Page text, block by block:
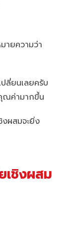
ายความว่า
ลี่ยนเลยครับ
ณค่ามากขึ้น
ผสมจะยิ่ง
เชิงผสม